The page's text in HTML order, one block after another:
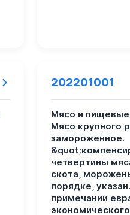
202201001
Мясо и
Мясо крупного
замороженное.
четвертины
скота,
порядке,
примечании